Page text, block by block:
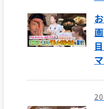
画